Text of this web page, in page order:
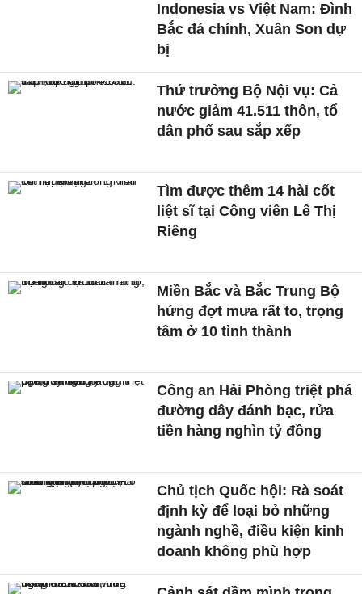
Indonesia vs Việt Nam: Đình
Bắc đá chính, Xuân Son dự
bị
Thứ trưởng Bộ Nội vụ: Cả
nước giảm 41.511 thôn, tổ
dân phố sau sắp xếp
Tìm được thêm 14 hài cốt
liệt sĩ tại Công viên Lê Thị
Riêng
Miền Bắc và Bắc Trung Bộ
hứng đợt mưa rất to, trọng
tâm ở 10 tỉnh thành
Công an Hải Phòng triệt phá
đường dây đánh bạc, rửa
tiền hàng nghìn tỷ đồng
Chủ tịch Quốc hội: Rà soát
định kỳ để loại bỏ những
ngành nghề, điều kiện kinh
doanh không phù hợp